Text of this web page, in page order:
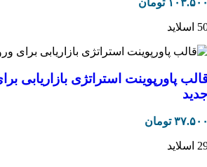
تومان
پاورپوینت استراتژی بازاریابی
تومان
اسلاید